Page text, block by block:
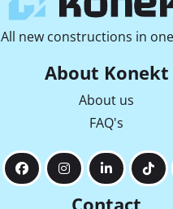
All new constructions in
About Konekt
About us
FAQ's